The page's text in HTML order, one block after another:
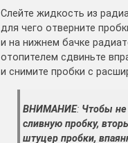
Слейте жидкость из
для чего отверните
и на нижнем бачке
отопителем сдвиньте
и снимите пробки с
ВНИМАНИЕ: Чтобы не
сливную пробку,
штуцер пробки,